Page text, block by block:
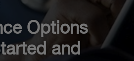
Options
and